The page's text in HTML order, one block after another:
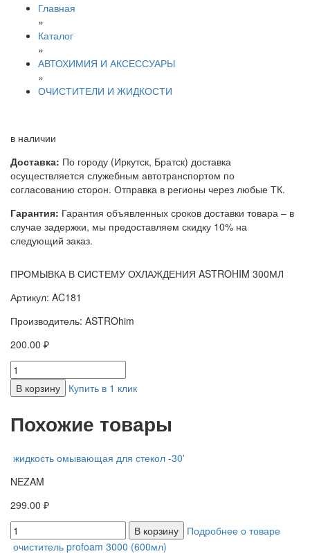
Главная
»
Каталог
»
АВТОХИМИЯ И АКСЕССУАРЫ
»
ОЧИСТИТЕЛИ И ЖИДКОСТИ
в наличии
Доставка: По городу (Иркутск, Братск) доставка
осуществляется служебным автотранспортом по
согласованию сторон. Отправка в регионы через любые ТК.
Гарантия: Гарантия объявленных сроков доставки товара – в
случае задержки, мы предоставляем скидку 10% на
следующий заказ.
ПРОМЫВКА В СИСТЕМУ ОХЛАЖДЕНИЯ ASTROHIM 300МЛ
Артикул: AC181
Производитель: ASTROhim
200.00 ₽
В корзину Купить в 1 клик
Похожие товары
жидкость омывающая для стекол -30'
NEZAM
299.00 ₽
В корзину
Подробнее о товаре
очиститель profoam 3000 (600мл)